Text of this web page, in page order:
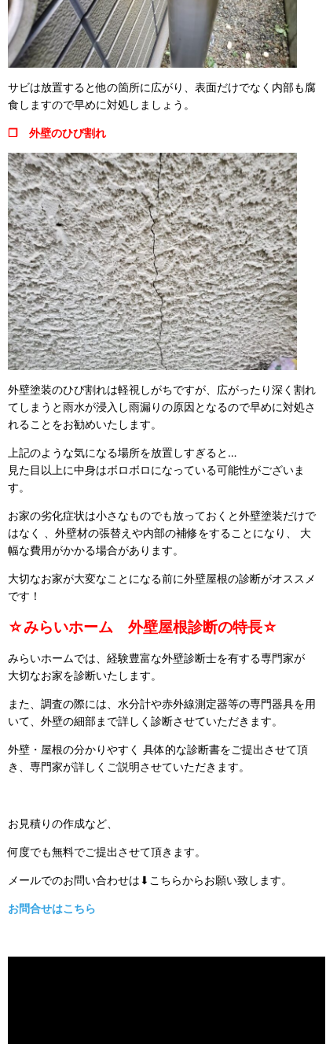
サビは放置すると他の箇所に広がり、表面だけでなく内部も腐
食しますので早めに対処しましょう。
❒ 外壁のひび割れ
外壁塗装のひび割れは軽視しがちですが、広がったり深く割れ
てしまうと雨水が浸入し雨漏りの原因となるので早めに対処さ
れることをお勧めいたします。
上記のような気になる場所を放置しすぎると…
見た目以上に中身はボロボロになっている可能性がございま
す。
お家の劣化症状は小さなものでも放っておくと外壁塗装だけで
はなく 、外壁材の張替えや内部の補修をすることになり、 大
幅な費用がかかる場合があります。
大切なお家が大変なことになる前に外壁屋根の診断がオススメ
です！
☆みらいホーム 外壁屋根診断の特長☆
みらいホームでは、経験豊富な外壁診断士を有する専門家が
大切なお家を診断いたします。
また、調査の際には、水分計や赤外線測定器等の専門器具を用
いて、外壁の細部まで詳しく診断させていただきます。
外壁・屋根の分かりやすく 具体的な診断書をご提出させて頂
き、専門家が詳しくご説明させていただきます。
お見積りの作成など、
何度でも無料でご提出させて頂きます。
メールでのお問い合わせは⬇こちらからお願い致します。
お問合せはこちら